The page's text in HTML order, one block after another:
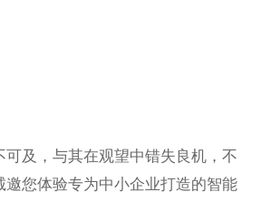
可及，与其在观望中错失良机，不
邀您体验专为中小企业打造的智能